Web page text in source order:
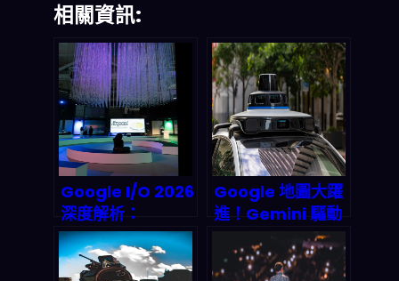
相關資訊:
Google I/O 2026
深度解析：
Agentic
Workflow 會徹底
Google 地圖大躍
進！Gemini 驅動
的 Ask Maps 與
沉浸式導航，